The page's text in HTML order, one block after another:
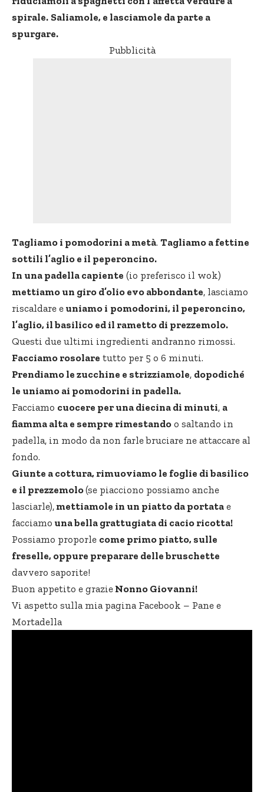
spirale. Saliamole, e lasciamole da parte a
spurgare.
Pubblicità
Tagliamo i pomodorini a metà. Tagliamo a fettine
sottili l’aglio e il peperoncino.
In una padella capiente (io preferisco il wok)
mettiamo un giro d’olio evo abbondante, lasciamo
riscaldare e uniamo i pomodorini, il peperoncino,
l’aglio, il basilico ed il rametto di prezzemolo.
Questi due ultimi ingredienti andranno rimossi.
Facciamo rosolare tutto per 5 o 6 minuti.
Prendiamo le zucchine e strizziamole, dopodiché
le uniamo ai pomodorini in padella.
Facciamo cuocere per una diecina di minuti, a
fiamma alta e sempre rimestando o saltando in
padella, in modo da non farle bruciare ne attaccare al
fondo.
Giunte a cottura, rimuoviamo le foglie di basilico
e il prezzemolo(se piacciono possiamo anche
lasciarle), mettiamole in un piatto da portata e
facciamo una bella grattugiata di cacio ricotta!
Possiamo proporle come primo piatto, sulle
freselle, oppure preparare delle bruschette
davvero saporite!
Buon appetito e grazie Nonno Giovanni!
Vi aspetto sulla mia pagina Facebook – Pane e
Mortadella